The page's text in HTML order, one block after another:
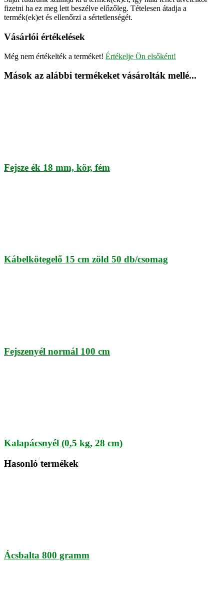
fizetni ha ez meg lett beszélve előzőleg. Tételesen átadja a
termék(ek)et és ellenőrzi a sértetlenségét.
Vásárlói értékelések
Még nem értékelték a terméket! Értékelje Ön elsőként!
Mások az alábbi termékeket vásárolták mellé...
Fejsze ék 18 mm, kör, fém
Kábelkötegelő 15 cm zöld 50 db/csomag
Fejszenyél normál 100 cm
Kalapácsnyél (0,5 kg, 28 cm)
Hasonló termékek
Ácsbalta 800 gramm